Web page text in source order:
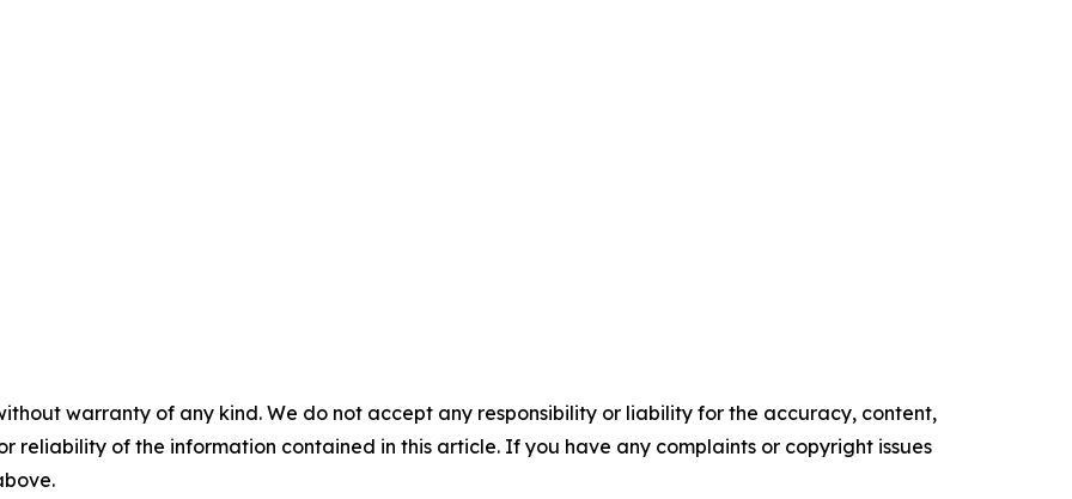
warranty of any kind. We do not accept any responsibility or liability for the accuracy, content,
reliability of the information contained in this article. If you have any complaints or copyright issues